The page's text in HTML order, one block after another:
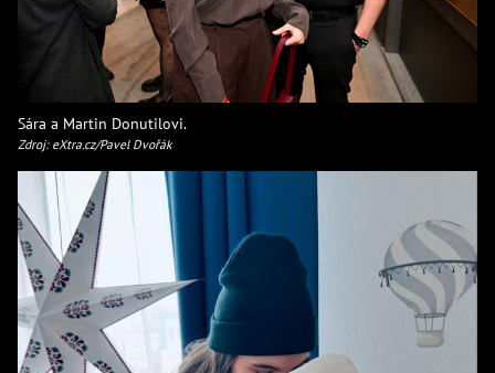
Sára a Martin Donutilovi.
Zdroj: eXtra.cz/Pavel Dvořák